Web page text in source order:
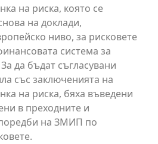
на риска, която се
на доклади,
ниво, за рисковете
система за
да бъдат съгласувани
със заключенията на
на риска, бяха въведени
в преходните и
на ЗМИП по